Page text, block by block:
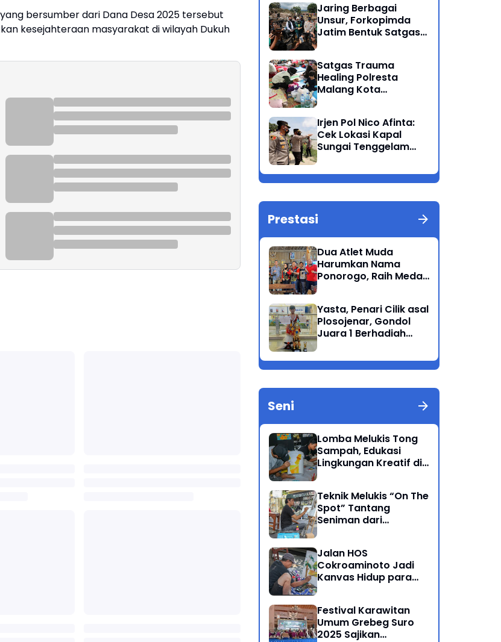
bersumber dari Dana Desa 2025 tersebut
kesejahteraan masyarakat di wilayah Dukuh
Pengungsian
Jaring Berbagai
Unsur, Forkopimda
Jatim Bentuk Satgas
Satgas Trauma
Healing Polresta
Malang Kota
Bandang
Irjen Pol Nico Afinta:
Cek Lokasi Kapal
Sungai Tenggelam
Tuban
Prestasi
Dua Atlet Muda
Harumkan Nama
Ponorogo, Raih Medali
Jatim
Yasta, Penari Cilik asal
Plosojenar, Gondol
Juara 1 Berhadiah
Nusantara 2025
Seni
Lomba Melukis Tong
Sampah, Edukasi
Lingkungan Kreatif di
Teknik Melukis “On The
Spot” Tantang
Seniman dari
Jalan HOS
Cokroaminoto Jadi
Kanvas Hidup para
Festival Karawitan
Umum Grebeg Suro
2025 Sajikan